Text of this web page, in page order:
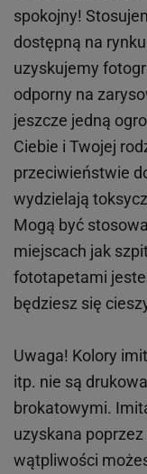
spokojny!
dostępną na
uzyskujemy
odporny na
jeszcze jedną
Ciebie i Twojej
przeciwieństwie
wydzielają
Mogą być
miejscach jak
fototapetami
będziesz się
Uwaga! Kolory
itp. nie są
brokatowymi.
uzyskana
wątpliwości